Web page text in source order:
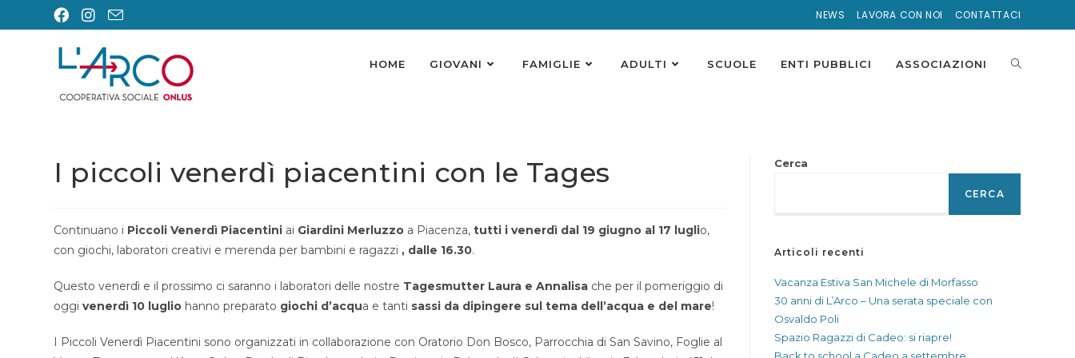
al
NEWS LAVORA CON NOI CONTATTACI
HOME GIOVANI FAMIGLIE ADULTI SCUOLE ENTI PUBBLICI ASSOCIAZIONI ATTIVA/
I piccoli venerdì piacentini con le Tages
Continuano i Piccoli Venerdì Piacentini ai Giardini Merluzzo a Piacenza,tutti i venerdì dal 19 giugno al 17 luglio,
con giochi, laboratori creativi e merenda per bambini e ragazzi , dalle 16.30.
Questo venerdì e il prossimo ci saranno i laboratori delle nostre Tagesmutter Laura e Annalisa che per il pomeriggio di
oggivenerdì 10 luglio hanno preparato giochi d’acqua e tanti sassi da dipingere sul tema dell’acqua e del mare!
I Piccoli Venerdì Piacentini sono organizzati in collaborazione con Oratorio Don Bosco, Parrocchia di San Savino, Foglie al
Cerca
CERCA
Articoli recenti
Vacanza Estiva San Michele di Morfasso
30 anni di L’Arco – Una serata speciale con
Osvaldo Poli
Spazio Ragazzi di Cadeo: si riapre!